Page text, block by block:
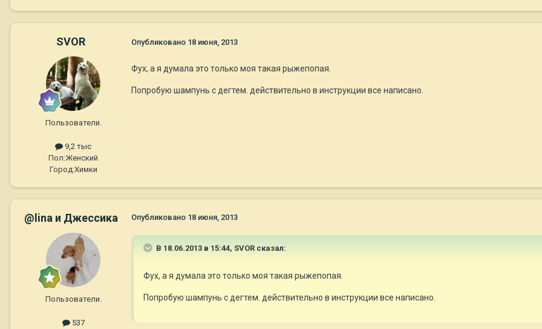
SVOR
Пользователи.
9,2 тыс
Пол:Женский
Город:Химки
Опубликовано 18 июня, 2013
Фух, а я думала это только моя такая рыжепопая.
Попробую шампунь с дегтем. действительно в инструкции все написано.
@lina и Джессика
Пользователи.
537
Опубликовано 18 июня, 2013
В 18.06.2013 в 15:44, SVOR сказал:
Фух, а я думала это только моя такая рыжепопая.
Попробую шампунь с дегтем. действительно в инструкции все написано.